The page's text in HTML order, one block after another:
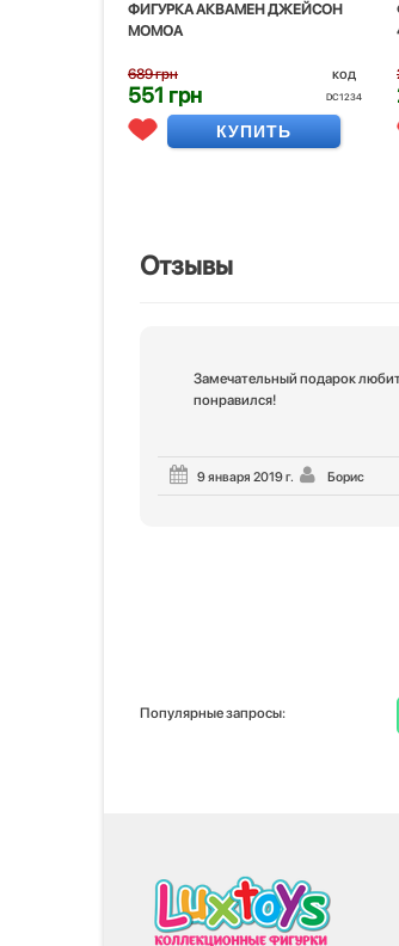
ФИГУРКА АКВАМЕН ДЖЕЙСОН
МОМОА
689 грн
551 грн
код
DC1234
КУПИТЬ
Отзывы
Замечательный подарок
понравился!
9 января 2019 г. Борис
Популярные запросы: